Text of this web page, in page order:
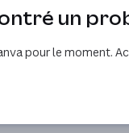
un
pour le moment.